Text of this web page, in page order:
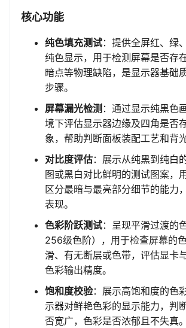
核心功能
纯色填充测试：提供全屏红、绿
纯色显示，用于检测屏幕是否存
暗点等物理缺陷，是显示器基础
步骤。
屏幕漏光检测 ：通过显示纯黑色
境下评估显示器边缘及四角是否
象，帮助判断面板装配工艺和背
对比度评估：展示从纯黑到纯白
图或黑白对比鲜明的测试图案，
区分最暗与最亮部分细节的能力
表现。
色彩阶跃测试：呈现平滑过渡的
256级色阶），用于检查屏幕的
滑、有无断层或色带，评估显卡
色彩输出精度。
饱和度校验：展示高饱和度的色
示器对鲜艳色彩的显示能力，判
否宽广，色彩是否浓郁且不失真。